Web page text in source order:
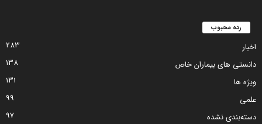
رده محبوب
اخبار
283
دانستی های بیماران خاص
138
ویژه ها
131
علمی
99
دسته‌بندی نشده
97